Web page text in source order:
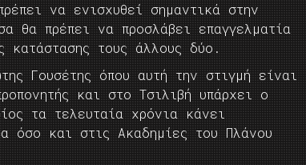
να ενισχυθεί σημαντικά στην
θα πρέπει να προσλάβει επαγγελματία
κατάστασης τους άλλους δύο.
Γουσέτης όπου αυτή την στιγμή είναι
και στο Τσιλιβή υπάρχει ο
τα τελευταία χρόνια κάνει
όσο και στις Ακαδημίες του Πλάνου